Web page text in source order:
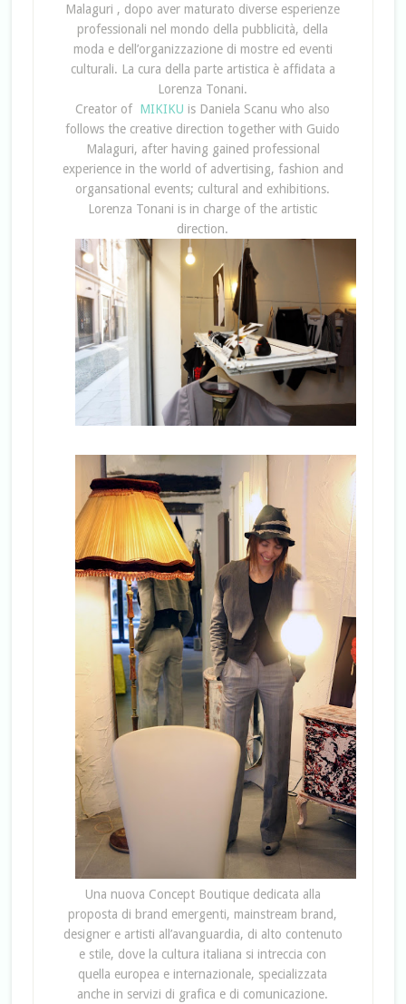
Malaguri , dopo aver maturato diverse esperienze
professionali nel mondo della pubblicità, della
moda e dell’organizzazione di mostre ed eventi
culturali. La cura della parte artistica è affidata a
Lorenza Tonani.
Creator of MIKIKU is Daniela Scanu who also
follows the creative direction together with Guido
Malaguri, after having gained professional
experience in the world of advertising, fashion and
organsational events; cultural and exhibitions.
Lorenza Tonani is in charge of the artistic
direction.
Una nuova Concept Boutique dedicata alla
proposta di brand emergenti, mainstream brand,
designer e artisti all’avanguardia, di alto contenuto
e stile, dove la cultura italiana si intreccia con
quella europea e internazionale, specializzata
anche in servizi di grafica e di comunicazione.